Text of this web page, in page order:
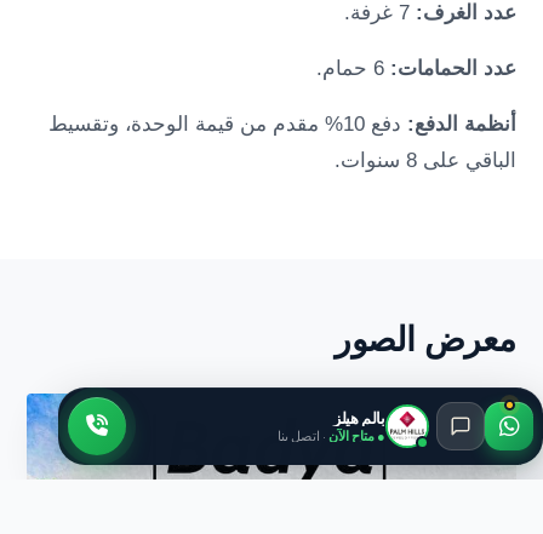
عدد الغرف: 7 غرفة.
عدد الحمامات: 6 حمام.
أنظمة الدفع:
دفع 10% مقدم من قيمة الوحدة، وتقسيط
الباقي على 8 سنوات.
معرض الصور
بالم هيلز
● متاح الآن · اتصل بنا